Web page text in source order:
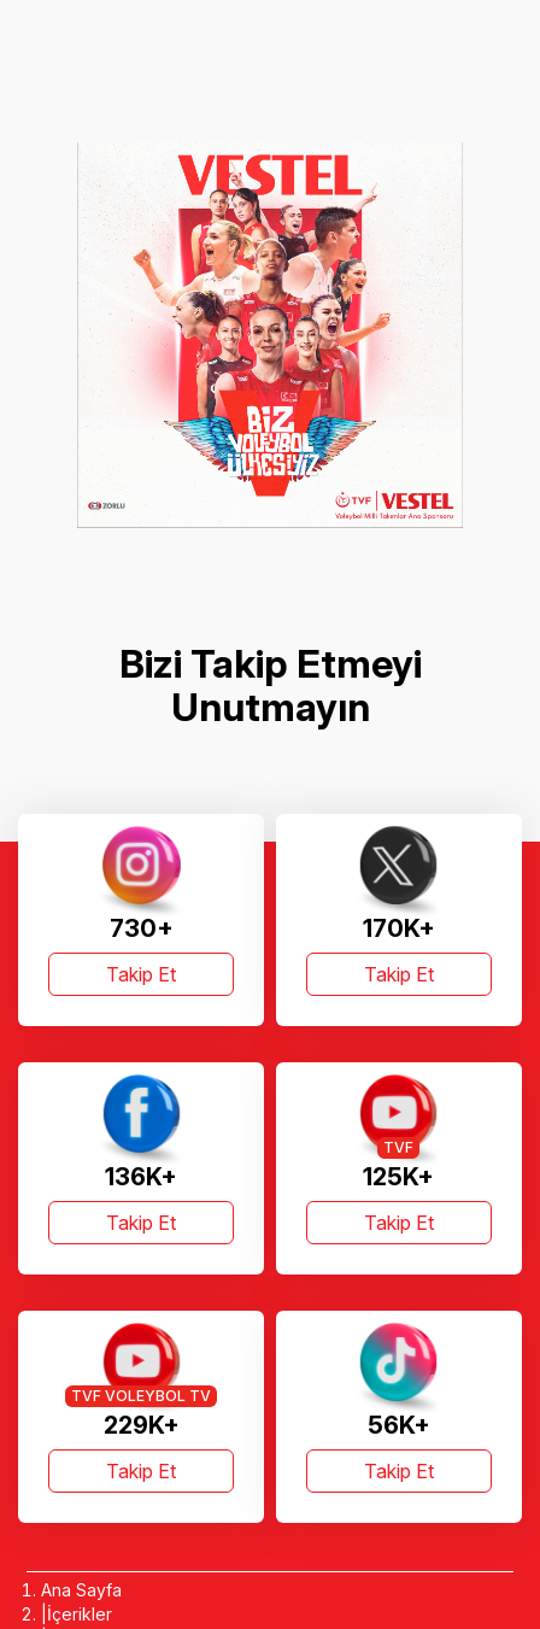
Bizi Takip Etmeyi
Unutmayın
730+
Takip Et
170K+
Takip Et
136K+
Takip Et
125K+
TVF
Takip Et
229K+
TVF VOLEYBOL TV
Takip Et
56K+
Takip Et
Ana Sayfa
İçerikler